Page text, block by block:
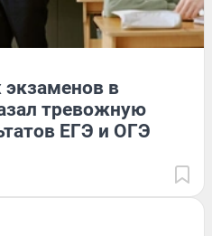
в
тревожную
ЕГЭ и ОГЭ